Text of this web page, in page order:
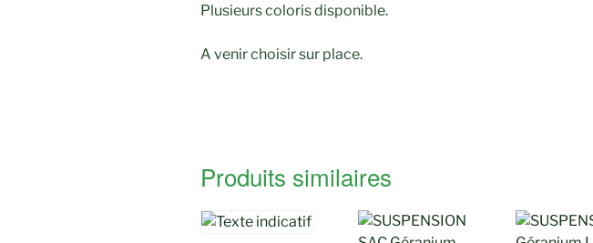
Plusieurs coloris disponible.
A venir choisir sur place.
Produits similaires